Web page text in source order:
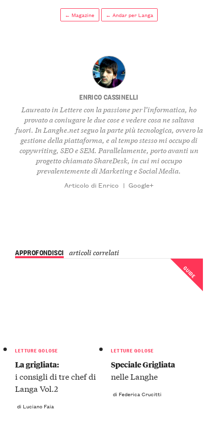
← Magazine ← Andar per Langa
ENRICO CASSINELLI
Laureato in Lettere con la passione per l’informatica, ho
provato a coniugare le due cose e vedere cosa ne saltava
fuori. In Langhe.net seguo la parte più tecnologica, ovvero la
gestione della piattaforma, e al tempo stesso mi occupo di
copywriting, SEO e SEM. Parallelamente, porto avanti un
progetto chiamato ShareDesk, in cui mi occupo
prevalentemente di Marketing e Social Media.
Articolo di Enrico | Google+
APPROFONDISCI articoli correlati
LETTURE GOLOSE
La grigliata:
i consigli di tre chef di
Langa Vol.2
di Luciano Faia
GUIDE
LETTURE GOLOSE
Speciale Grigliata
nelle Langhe
di Federica Crucitti